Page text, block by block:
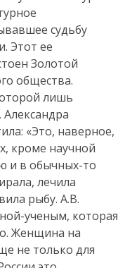
судьбу
Этот ее
Золотой
общества.
лишь
«Это, наверное,
кроме научной
и в обычных-то
лечила
рыбу. А.В.
ученым, которая
Женщина на
не только для